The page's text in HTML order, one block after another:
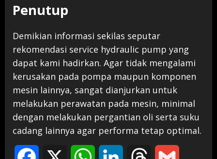
Penutup
Demikian informasi sekilas seputar
rekomendasi service hydraulic pump yang
dapat kami hadirkan. Agar tidak mengalami
kerusakan pada pompa maupun komponen
mesin lainnya, sangat dianjurkan untuk
melakukan perawatan pada mesin, minimal
dengan melakukan pergantian oli serta suku
cadang lainnya agar performa tetap optimal.